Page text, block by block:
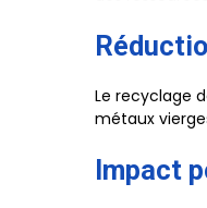
Le recyclage
métaux
Impact